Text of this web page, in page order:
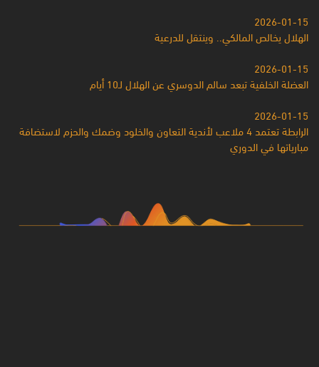
2026-01-15
الهلال يخالص المالكي.. وينتقل للدرعية
2026-01-15
العضلة الخلفية تبعد سالم الدوسري عن الهلال لـ10 أيام
2026-01-15
الرابطة تعتمد 4 ملاعب لأندية التعاون والخلود وضمك والحزم لاستضافة
مبارياتها في الدوري